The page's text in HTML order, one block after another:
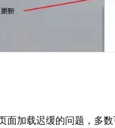
面加载迟缓的问题，多